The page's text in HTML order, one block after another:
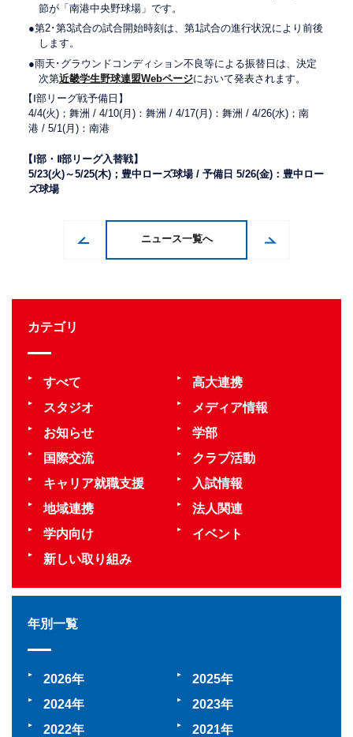
節が「南港中央野球場」です。
●第2･第3試合の試合開始時刻は、第1試合の進行状況により前後
します。
●雨天･グラウンドコンディション不良等による振替日は、決定
次第近畿学生野球連盟Webページにおいて発表されます。
【Ⅰ部リーグ戦予備日】
4/4(火)；舞洲 / 4/10(月)：舞洲 / 4/17(月)：舞洲 / 4/26(水)；南
港 / 5/1(月)：南港
【Ⅰ部・Ⅱ部リーグ入替戦】
5/23(火)～5/25(木)；豊中ローズ球場 / 予備日 5/26(金)：豊中ロー
ズ球場
ニュース一覧へ
カテゴリ
すべて
高大連携
スタジオ
メディア情報
お知らせ
学部
国際交流
クラブ活動
キャリア就職支援
入試情報
地域連携
法人関連
学内向け
イベント
新しい取り組み
年別一覧
2026
2025
2024
2023
2022
2021